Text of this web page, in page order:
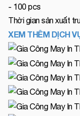
- 100 pcs
Thời gian sản xuất
XEM THÊM DỊCH